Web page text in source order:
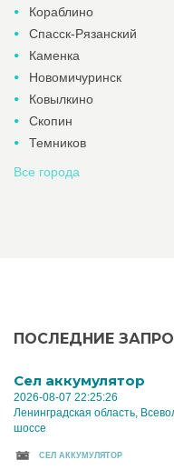
Кораблино
Спасск-Рязанский
Каменка
Новомичуринск
Ковылкино
Скопин
Темников
Все города
ПОСЛЕДНИЕ
Cел аккумулятор
2026-08-07 22:25:26
Ленинградская область,
шоссе
CЕЛ АККУМУЛЯТОР